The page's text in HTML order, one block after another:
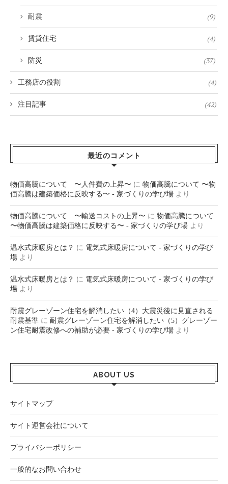
耐震 (9)
賃貸住宅 (4)
防災 (37)
工務店の役割 (4)
注目記事 (42)
最近のコメント
物価高騰について 〜人件費の上昇〜 に 物価高騰について 〜物
価高騰は建築価格に反映する〜 - 家づくりの学び場 より
物価高騰について 〜輸送コストの上昇〜 に 物価高騰について
〜物価高騰は建築価格に反映する〜 - 家づくりの学び場 より
温水式床暖房とは？ に 電気式床暖房について - 家づくりの学び
場 より
温水式床暖房とは？ に 電気式床暖房について - 家づくりの学び
場 より
耐震グレーゾーン住宅を解消したい（4）大震災後に見直される
耐震基準 に 耐震グレーゾーン住宅を解消したい（5）グレーゾー
ン住宅耐震改修への補助が必要 - 家づくりの学び場 より
ABOUT US
サイトマップ
サイト運営会社について
プライバシーポリシー
一般的なお問い合わせ